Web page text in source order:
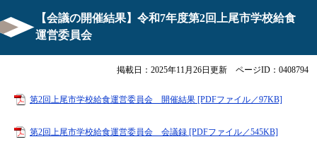
【会議の開催結果】令和7年度第2回上尾市学校給食
運営委員会
掲載日：2025年11月26日更新 ページID：0408794
第2回上尾市学校給食運営委員会 開催結果 [PDFファイル／97KB]
第2回上尾市学校給食運営委員会 会議録 [PDFファイル／545KB]